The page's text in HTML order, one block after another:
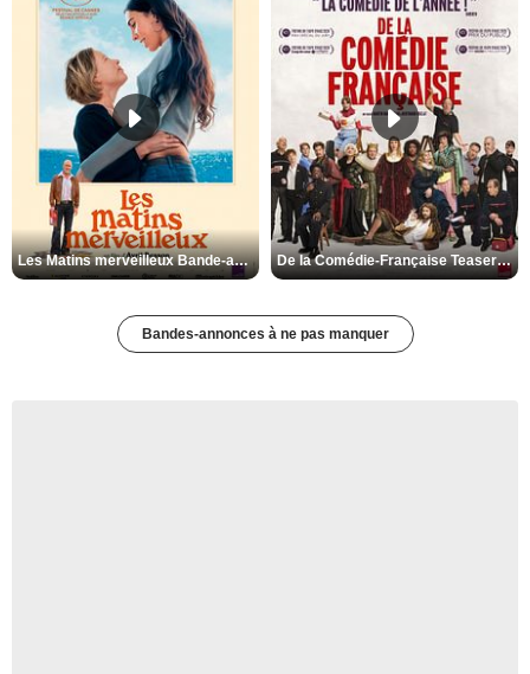
Les Matins merveilleux Bande-annonce VF De la Comédie-Française Teaser VF
Bandes-annonces à ne pas manquer